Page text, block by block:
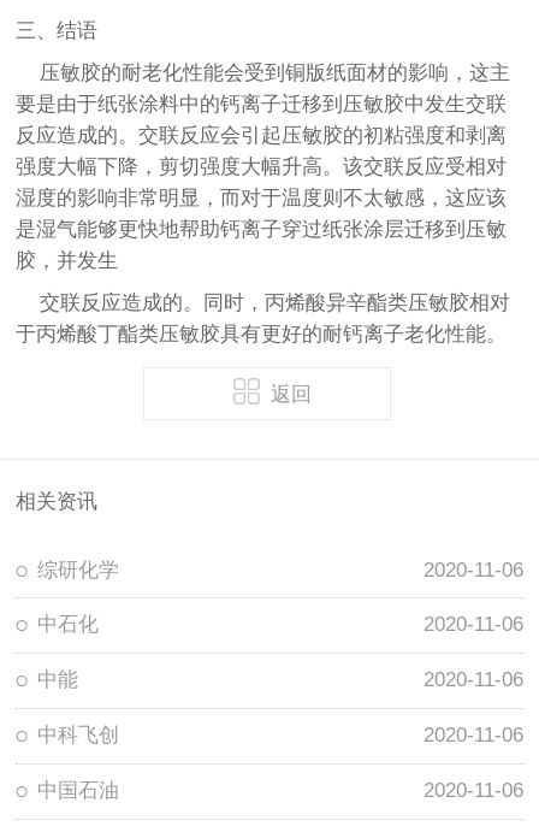
三、结语
压敏胶的耐老化性能会受到铜版纸面材的影响，这主
要是由于纸张涂料中的钙离子迁移到压敏胶中发生交联
反应造成的。交联反应会引起压敏胶的初粘强度和剥离
强度大幅下降，剪切强度大幅升高。该交联反应受相对
湿度的影响非常明显，而对于温度则不太敏感，这应该
是湿气能够更快地帮助钙离子穿过纸张涂层迁移到压敏
胶，并发生
交联反应造成的。同时，丙烯酸异辛酯类压敏胶相对
于丙烯酸丁酯类压敏胶具有更好的耐钙离子老化性能。
返回
相关资讯
综研化学 2020-11-06
中石化 2020-11-06
中能 2020-11-06
中科飞创 2020-11-06
中国石油 2020-11-06